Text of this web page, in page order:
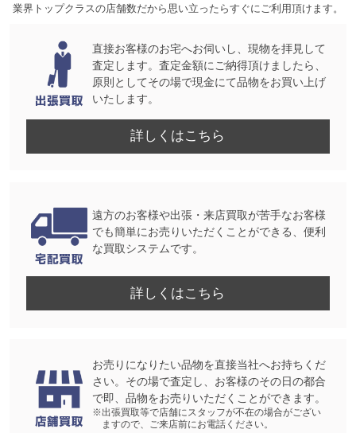
業界トップクラスの店舗数だから思い立ったらすぐにご利用頂けます。
直接お客様のお宅へお伺いし、現物を拝見して
査定します。査定金額にご納得頂けましたら、
原則としてその場で現金にて品物をお買い上げ
いたします。
詳しくはこちら
遠方のお客様や出張・来店買取が苦手なお客様
でも簡単にお売りいただくことができる、便利
な買取システムです。
詳しくはこちら
お売りになりたい品物を直接当社へお持ちくだ
さい。その場で査定し、お客様のその日の都合
で即、品物をお売りいただくことができます。
※出張買取等で店舗にスタッフが不在の場合がござい
ますので、ご来店前にお電話ください。